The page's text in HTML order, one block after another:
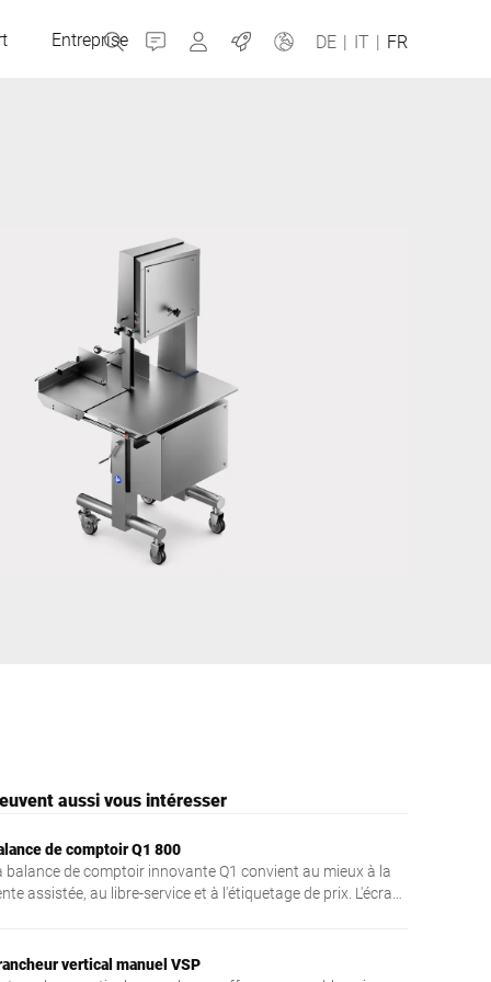
Entreprise Contact MyBizerba
Jobs DE | IT | FR
Russie
Espagne
Ukraine
aussi vous intéresser
de comptoir Q1 800
balance de comptoir innovante Q1 convient au mieux à la
assistée, au libre-service et à l'étiquetage de prix. L'écran
et efficace. Le plateau de charge très plat permet à la
vertical manuel VSP